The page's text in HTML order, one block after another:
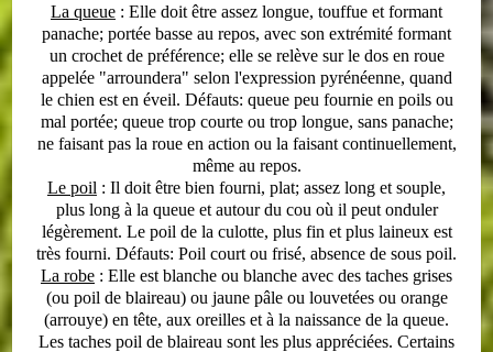
La queue : Elle doit être assez longue, touffue et formant
panache; portée basse au repos, avec son extrémité formant
un crochet de préférence; elle se relève sur le dos en roue
appelée "arroundera" selon l'expression pyrénéenne, quand
le chien est en éveil. Défauts: queue peu fournie en poils ou
mal portée; queue trop courte ou trop longue, sans panache;
ne faisant pas la roue en action ou la faisant continuellement,
même au repos.
Le poil : Il doit être bien fourni, plat; assez long et souple,
plus long à la queue et autour du cou où il peut onduler
légèrement. Le poil de la culotte, plus fin et plus laineux est
très fourni. Défauts: Poil court ou frisé, absence de sous poil.
La robe : Elle est blanche ou blanche avec des taches grises
(ou poil de blaireau) ou jaune pâle ou louvetées ou orange
(arrouye) en tête, aux oreilles et à la naissance de la queue.
Les taches poil de blaireau sont les plus appréciées. Certains